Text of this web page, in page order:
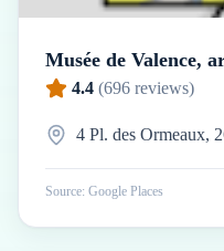
Musée de Valence,
4.4 (696 reviews)
4 Pl. des Ormeaux,
Source: Google Places